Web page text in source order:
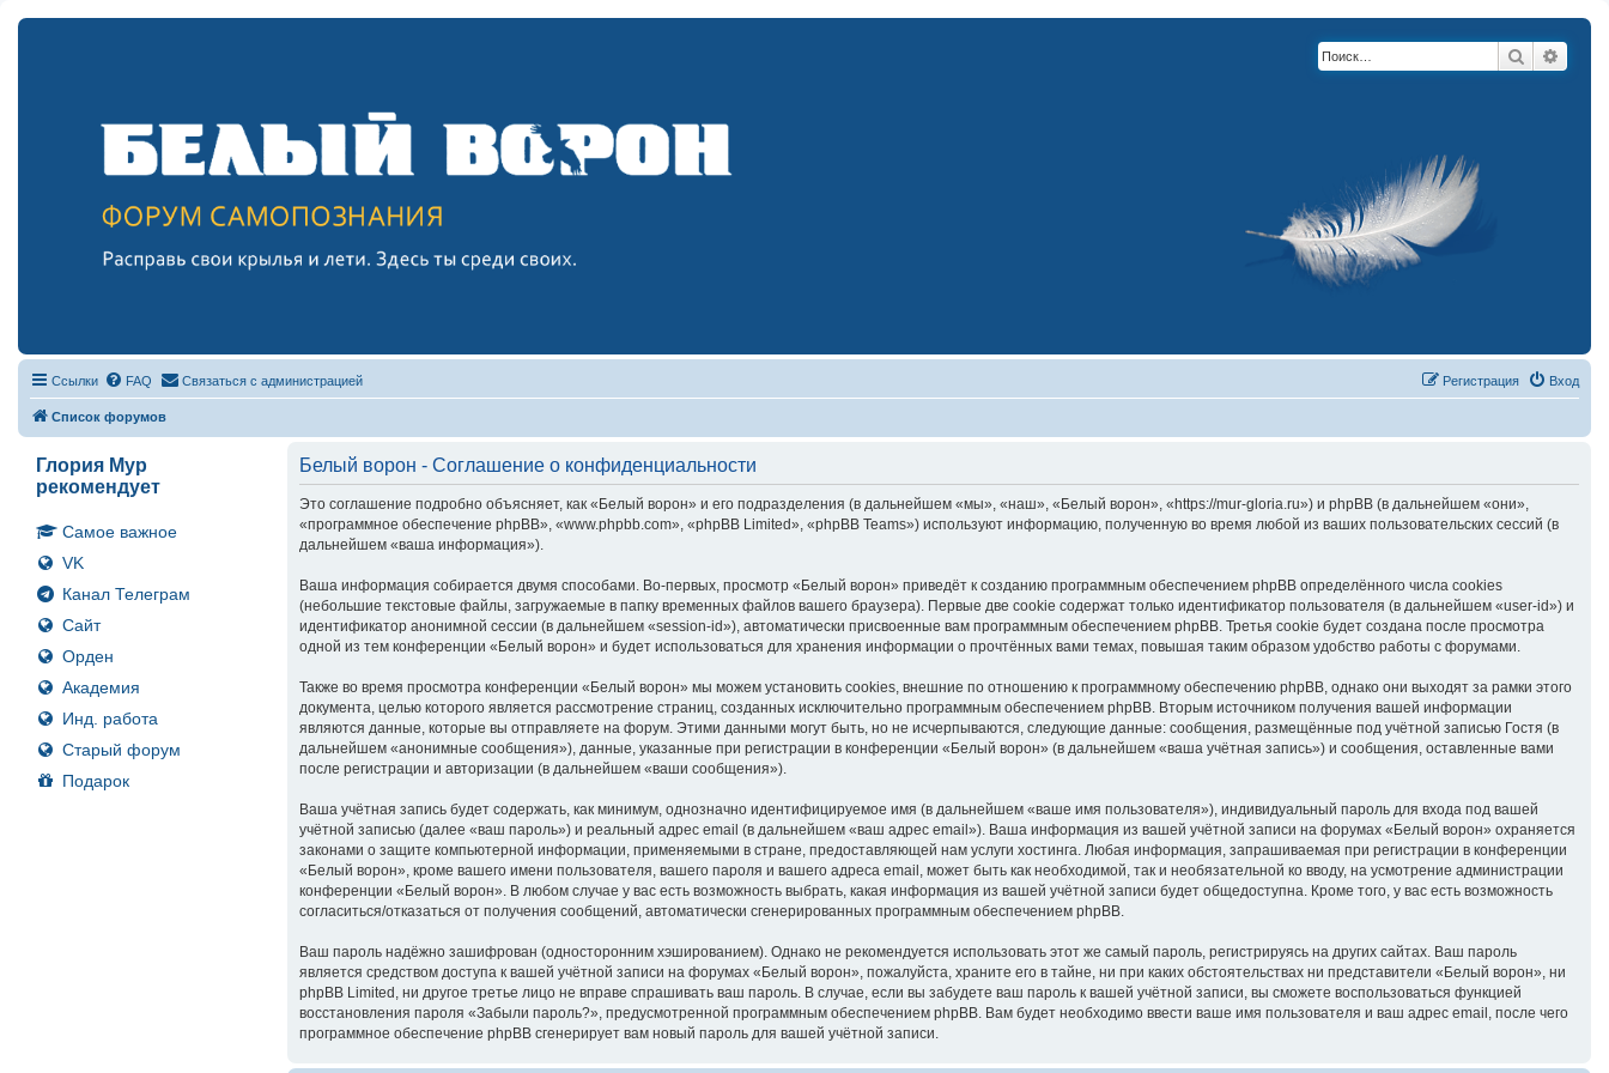
Поиск
Ссылки FAQ Связаться с администрацией Вход
Регистрация
Список форумов
Глория Мур
рекомендует
Самое важное
VK
Канал Телеграм
Сайт
Орден
Академия
Инд. работа
Старый форум
Подарок
Белый ворон - Соглашение о конфиденциальности
Это соглашение подробно объясняет, как «Белый ворон» и его подразделения (в дальнейшем «мы», «наш», «Белый ворон», «https://mur-gloria.ru») и phpBB (в дальнейшем «они»,
«программное обеспечение phpBB», «www.phpbb.com», «phpBB Limited», «phpBB Teams») используют информацию, полученную во время любой из ваших пользовательских сессий (в
дальнейшем «ваша информация»).
Ваша информация собирается двумя способами. Во-первых, просмотр «Белый ворон» приведёт к созданию программным обеспечением phpBB определённого числа cookies
(небольшие текстовые файлы, загружаемые в папку временных файлов вашего браузера). Первые две cookie содержат только идентификатор пользователя (в дальнейшем «user-id») и
идентификатор анонимной сессии (в дальнейшем «session-id»), автоматически присвоенные вам программным обеспечением phpBB. Третья cookie будет создана после просмотра
одной из тем конференции «Белый ворон» и будет использоваться для хранения информации о прочтённых вами темах, повышая таким образом удобство работы с форумами.
Также во время просмотра конференции «Белый ворон» мы можем установить cookies, внешние по отношению к программному обеспечению phpBB, однако они выходят за рамки этого
документа, целью которого является рассмотрение страниц, созданных исключительно программным обеспечением phpBB. Вторым источником получения вашей информации
являются данные, которые вы отправляете на форум. Этими данными могут быть, но не исчерпываются, следующие данные: сообщения, размещённые под учётной записью Гостя (в
дальнейшем «анонимные сообщения»), данные, указанные при регистрации в конференции «Белый ворон» (в дальнейшем «ваша учётная запись») и сообщения, оставленные вами
после регистрации и авторизации (в дальнейшем «ваши сообщения»).
Ваша учётная запись будет содержать, как минимум, однозначно идентифицируемое имя (в дальнейшем «ваше имя пользователя»), индивидуальный пароль для входа под вашей
учётной записью (далее «ваш пароль») и реальный адрес email (в дальнейшем «ваш адрес email»). Ваша информация из вашей учётной записи на форумах «Белый ворон» охраняется
законами о защите компьютерной информации, применяемыми в стране, предоставляющей нам услуги хостинга. Любая информация, запрашиваемая при регистрации в конференции
«Белый ворон», кроме вашего имени пользователя, вашего пароля и вашего адреса email, может быть как необходимой, так и необязательной ко вводу, на усмотрение администрации
конференции «Белый ворон». В любом случае у вас есть возможность выбрать, какая информация из вашей учётной записи будет общедоступна. Кроме того, у вас есть возможность
согласиться/отказаться от получения сообщений, автоматически сгенерированных программным обеспечением phpBB.
Ваш пароль надёжно зашифрован (односторонним хэшированием). Однако не рекомендуется использовать этот же самый пароль, регистрируясь на других сайтах. Ваш пароль
является средством доступа к вашей учётной записи на форумах «Белый ворон», пожалуйста, храните его в тайне, ни при каких обстоятельствах ни представители «Белый ворон», ни
phpBB Limited, ни другое третье лицо не вправе спрашивать ваш пароль. В случае, если вы забудете ваш пароль к вашей учётной записи, вы сможете воспользоваться функцией
восстановления пароля «Забыли пароль?», предусмотренной программным обеспечением phpBB. Вам будет необходимо ввести ваше имя пользователя и ваш адрес email, после чего
программное обеспечение phpBB сгенерирует вам новый пароль для вашей учётной записи.